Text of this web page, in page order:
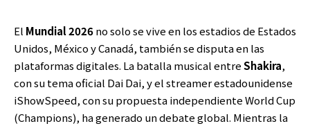
El Mundial 2026no solo se vive en los estadios de Estados
Unidos, México y Canadá, también se disputa en las
plataformas digitales. La batalla musical entreShakira,
con su tema oficial Dai Dai, y el streamer estadounidense
iShowSpeed, con su propuesta independiente World Cup
(Champions), ha generado un debate global. Mientras la